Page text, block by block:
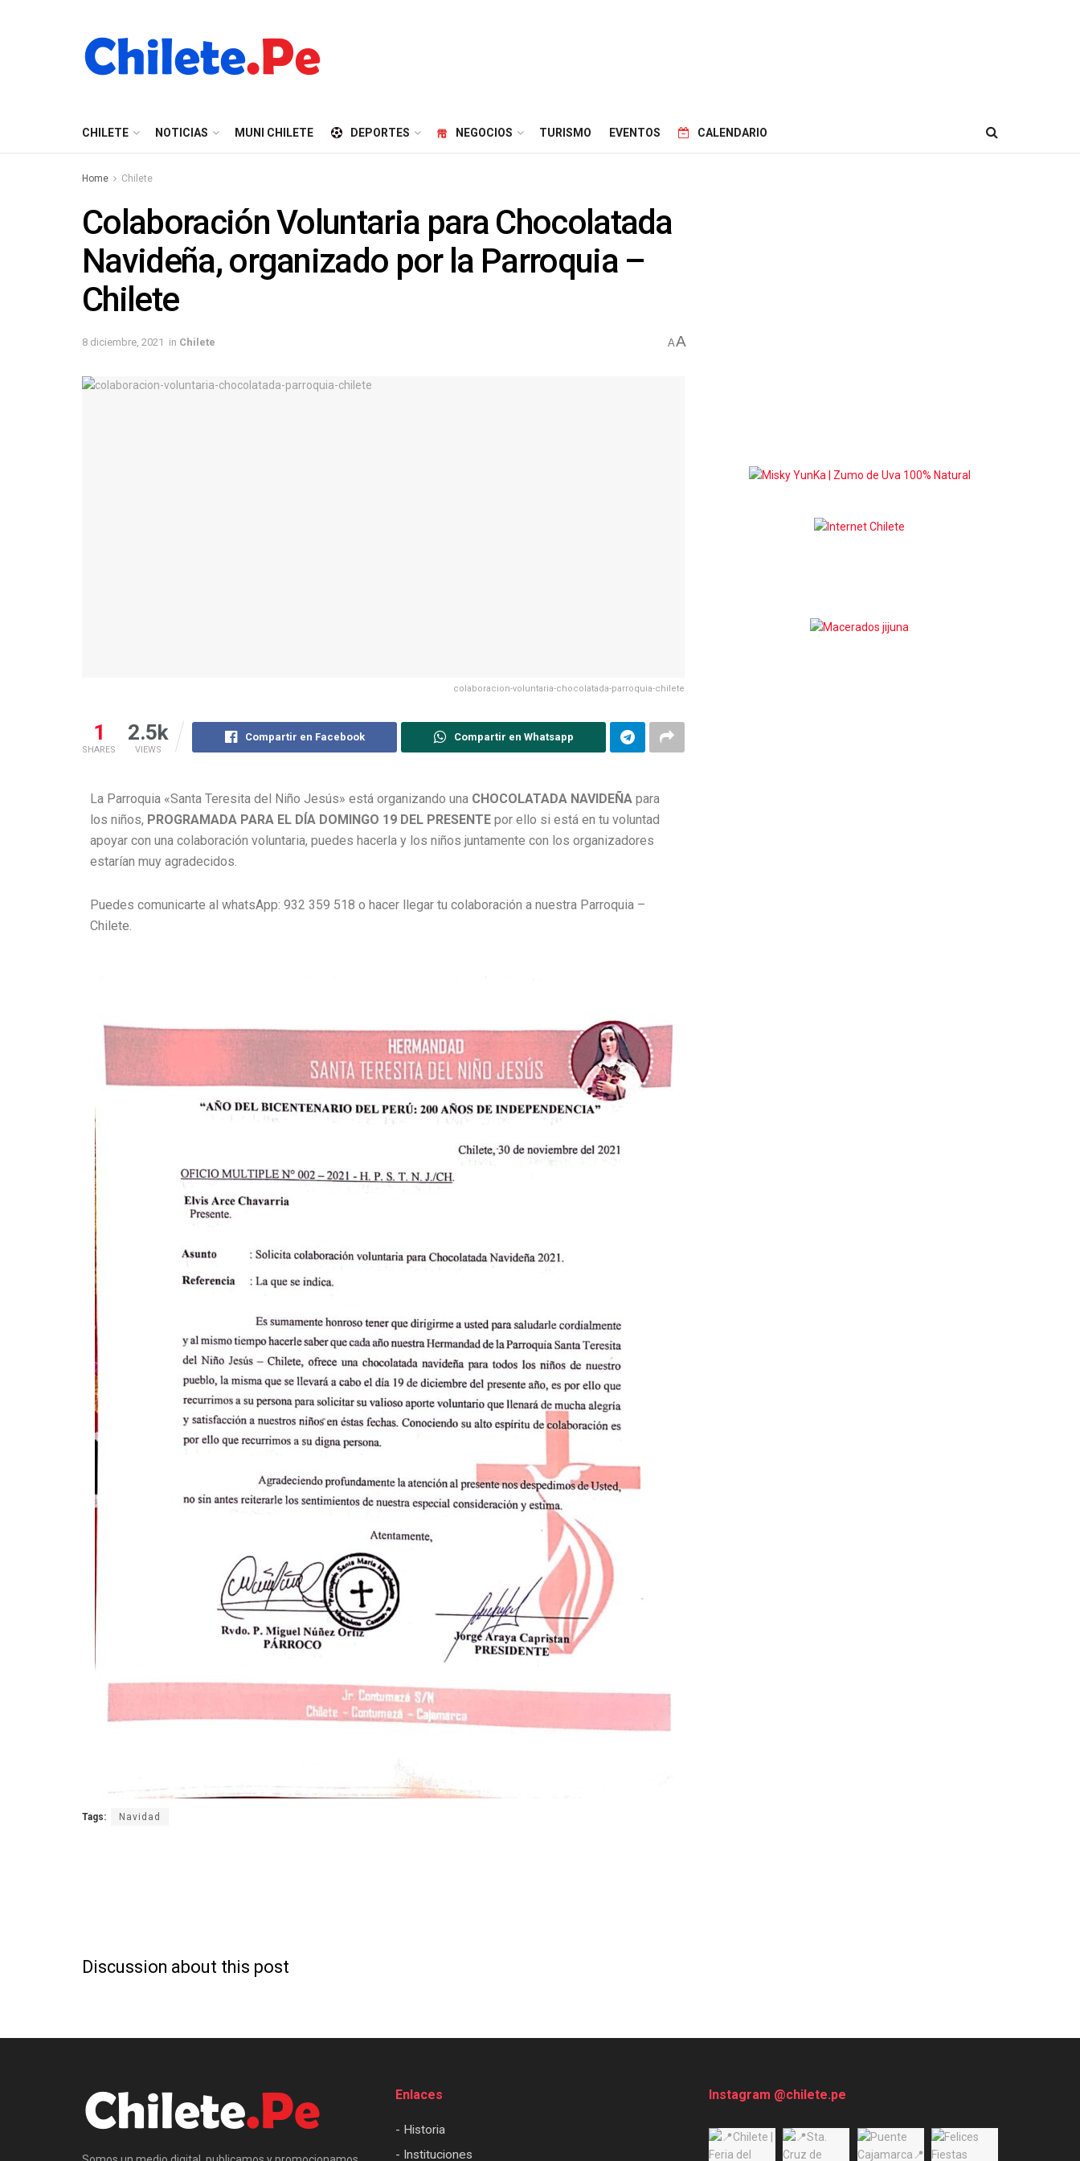
CHILETE NOTICIAS MUNI CHILETE DEPORTES NEGOCIOS TURISMO EVENTOS CALENDARIO
Home Chilete
Colaboración Voluntaria para Chocolatada
Navideña, organizado por la Parroquia –
Chilete
8 diciembre, 2021 in Chilete AA
colaboracion-voluntaria-chocolatada-parroquia-chilete
1
SHARES
2.5k
VIEWS
Compartir en Facebook Compartir en Whatsapp
La Parroquia «Santa Teresita del Niño Jesús» está organizando una CHOCOLATADA NAVIDEÑA para
los niños, PROGRAMADA PARA EL DÍA DOMINGO 19 DEL PRESENTE por ello si está en tu voluntad
apoyar con una colaboración voluntaria, puedes hacerla y los niños juntamente con los organizadores
estarían muy agradecidos.
Puedes comunicarte al whatsApp: 932 359 518 o hacer llegar tu colaboración a nuestra Parroquia –
Chilete.
Tags: Navidad
Discussion about this post
Enlaces
- Historia
- Instituciones
Instagram @chilete.pe